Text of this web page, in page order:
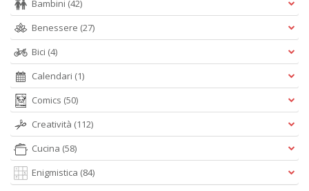
Bambini (42)
Benessere (27)
Bici (4)
Calendari (1)
Comics (50)
Creatività (112)
Cucina (58)
Enigmistica (84)